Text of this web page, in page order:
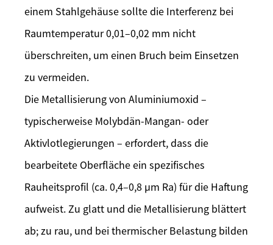
einem Stahlgehäuse sollte die Interferenz bei
Raumtemperatur 0,01–0,02 mm nicht
überschreiten, um einen Bruch beim Einsetzen
zu vermeiden.
Die Metallisierung von Aluminiumoxid –
typischerweise Molybdän-Mangan- oder
Aktivlotlegierungen – erfordert, dass die
bearbeitete Oberfläche ein spezifisches
Rauheitsprofil (ca. 0,4–0,8 µm Ra) für die Haftung
aufweist. Zu glatt und die Metallisierung blättert
ab; zu rau, und bei thermischer Belastung bilden